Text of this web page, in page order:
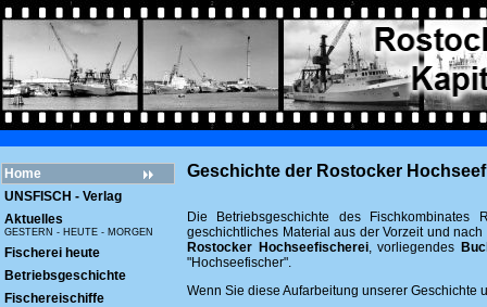
Home
UNSFISCH - Verlag
Aktuelles
GESTERN - HEUTE - MORGEN
Fischerei heute
Betriebsgeschichte
Fischereischiffe
Geschichte der Rostocker
Die Betriebsgeschichte des
geschichtliches Material aus der Vorzeit und
Rostocker Hochseefischerei, vorliegendes
"Hochseefischer".
Wenn Sie diese Aufarbeitung unserer